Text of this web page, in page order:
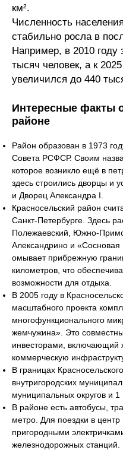
км².
Численность
стабильно росла в
Например, в 2010 году
тысяч человек, а к
увеличился до 440
Интересные факты
районе
Район образован в 1973
Совета РСФСР. Своим
которое возникло ещё в
здесь строились дворцы и
и Дворец Александра I.
Красносельский район
Санкт-Петербурге. Здесь
Полежаевский, Южно-
Александрино и
омывает прибрежную
километров, что
возможности для отдыха.
В 2005 году в
масштабного проекта
многофункционального
жемчужина». Это
инвесторами,
коммерческую
В границах
внутригородских
муниципальных округов и
В районе есть автобусы,
метро. Для поездки в центр
пригородными
железнодорожных станций.